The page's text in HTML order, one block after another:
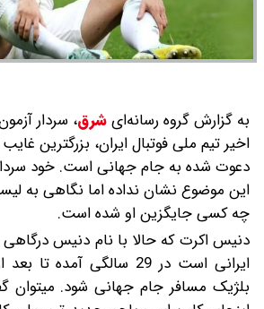
به گزارش گروه رسانه‌ایشرق، سردار
اخیر تیم ملی فوتبال ایران، بزرگترین
دعوت شده به جام جهانی است. خود
این موضوع نشان نداده اما نگاهی به
چه کسی جایگزین او شده است.
دنیس اکرت که حالا با نام دنیس
ایرانی است در 29 سالگی